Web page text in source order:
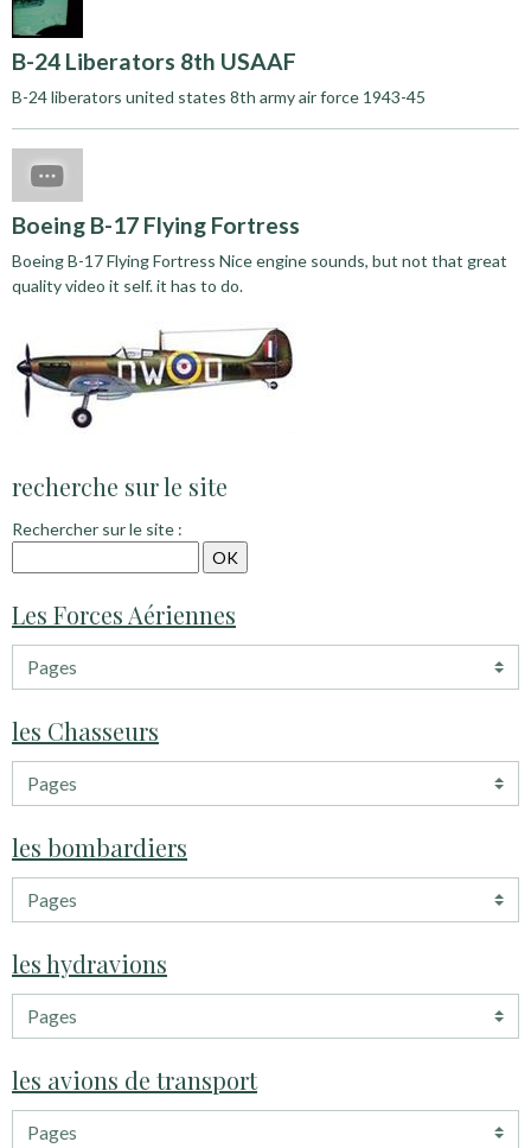
B-24 Liberators 8th USAAF
B-24 liberators united states 8th army air force 1943-45
Boeing B-17 Flying Fortress
Boeing B-17 Flying Fortress Nice engine sounds, but not that great
quality video it self. it has to do.
recherche sur le site
Rechercher sur le site :
Les Forces Aériennes
les Chasseurs
les bombardiers
les hydravions
les avions de transport